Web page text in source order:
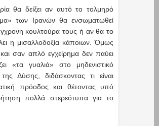
θα δείξει αν αυτό το τολμηρό
των Ιρανών θα ενσωματωθεί
κουλτούρα τους ή αν θα το
η μισαλλοδοξία κάποιων. Όμως
σαν απλό εγχείρημα δεν παύει
«τα γυαλιά» στο μηδενιστικό
Δύσης, διδάσκοντας τι είναι
πρόοδος και θέτοντας υπό
πολλά στερεότυπα για το